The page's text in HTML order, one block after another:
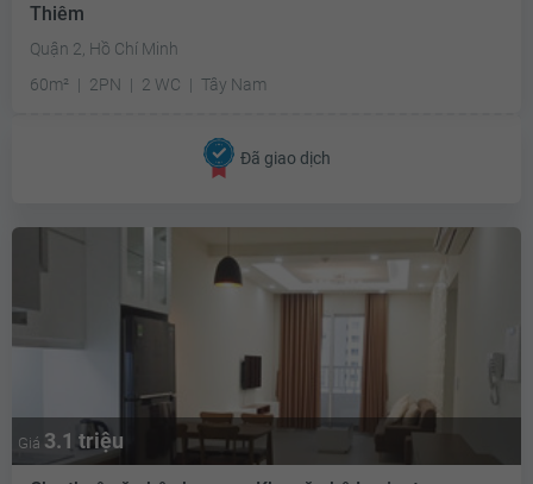
Thiêm
Quận 2, Hồ Chí Minh
60m²
2PN 2 WC Tây Nam
Đã giao dịch
Giá 3.1 triệu